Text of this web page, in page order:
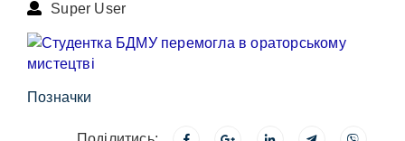
Super User
Позначки